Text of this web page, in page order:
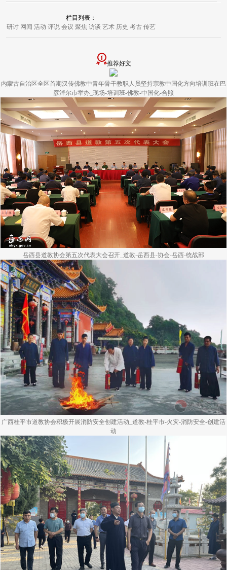
栏目列表：
研讨 网闻 活动 评说 会议 聚焦 访谈 艺术 历史 考古 传艺
推荐好文
内蒙古自治区全区首期汉传佛教中青年骨干教职人员坚持宗教中国化方向培训班在巴
彦淖尔市举办_现场-培训班-佛教-中国化-合照
岳西县道教协会第五次代表大会召开_道教-岳西县-协会-岳西-统战部
广西桂平市道教协会积极开展消防安全创建活动_道教-桂平市-火灾-消防安全-创建活
动